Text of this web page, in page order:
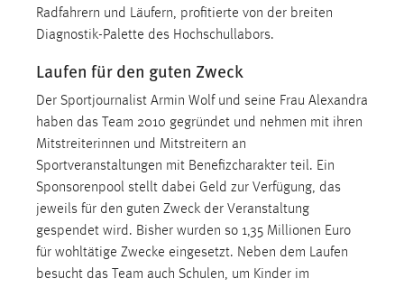
Radfahrern und Läufern, profitierte von der breiten
Diagnostik-Palette des Hochschullabors.
Laufen für den guten Zweck
Der Sportjournalist Armin Wolf und seine Frau Alexandra
haben das Team 2010 gegründet und nehmen mit ihren
Mitstreiterinnen und Mitstreitern an
Sportveranstaltungen mit Benefizcharakter teil. Ein
Sponsorenpool stellt dabei Geld zur Verfügung, das
jeweils für den guten Zweck der Veranstaltung
gespendet wird. Bisher wurden so 1,35 Millionen Euro
für wohltätige Zwecke eingesetzt. Neben dem Laufen
besucht das Team auch Schulen, um Kinder im